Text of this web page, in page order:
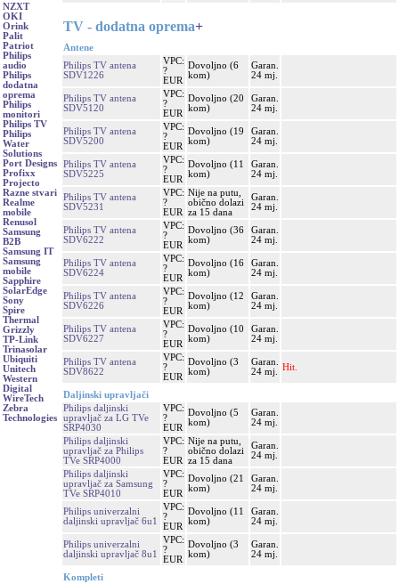
NZXT
OKI
Orink
Palit
Patriot
Philips
audio
Philips
dodatna
oprema
Philips
monitori
Philips TV
Philips
Water
Solutions
Port Designs
Profixx
Projecto
Razne stvari
Realme
mobile
Renusol
Samsung
B2B
Samsung IT
Samsung
mobile
Sapphire
SolarEdge
Sony
Spire
Thermal
Grizzly
TP-Link
Trinasolar
Ubiquiti
Unitech
Western
Digital
WireTech
Zebra
Technologies
TV - dodatna oprema+
Antene
Philips TV antena
SDV1226
VPC:
?
EUR
Dovoljno (6
kom)
Garan.
24 mj.
Philips TV antena
SDV5120
VPC:
?
EUR
Dovoljno (20
kom)
Garan.
24 mj.
Philips TV antena
SDV5200
VPC:
?
EUR
Dovoljno (19
kom)
Garan.
24 mj.
Philips TV antena
SDV5225
VPC:
?
EUR
Dovoljno (11
kom)
Garan.
24 mj.
Philips TV antena
SDV5231
VPC:
?
EUR
Nije na putu,
obično dolazi
za 15 dana
Garan.
24 mj.
Philips TV antena
SDV6222
VPC:
?
EUR
Dovoljno (36
kom)
Garan.
24 mj.
Philips TV antena
SDV6224
VPC:
?
EUR
Dovoljno (16
kom)
Garan.
24 mj.
Philips TV antena
SDV6226
VPC:
?
EUR
Dovoljno (12
kom)
Garan.
24 mj.
Philips TV antena
SDV6227
VPC:
?
EUR
Dovoljno (10
kom)
Garan.
24 mj.
Philips TV antena
SDV8622
VPC:
?
EUR
Dovoljno (3
kom)
Garan.
24 mj.
Hit.
Daljinski upravljači
Philips daljinski
upravljač za LG TVe
SRP4030
VPC:
?
EUR
Dovoljno (5
kom)
Garan.
24 mj.
Philips daljinski
upravljač za Philips
TVe SRP4000
VPC:
?
EUR
Nije na putu,
obično dolazi
za 15 dana
Garan.
24 mj.
Philips daljinski
upravljač za Samsung
TVe SRP4010
VPC:
?
EUR
Dovoljno (21
kom)
Garan.
24 mj.
Philips univerzalni
daljinski upravljač 6u1
VPC:
?
EUR
Dovoljno (11
kom)
Garan.
24 mj.
Philips univerzalni
daljinski upravljač 8u1
VPC:
?
EUR
Dovoljno (3
kom)
Garan.
24 mj.
Kompleti